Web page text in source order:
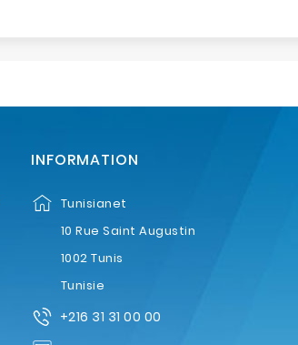
INFORMATION
Tunisianet
10 Rue Saint Augustin
1002 Tunis
Tunisie
+216 31 31 00 00